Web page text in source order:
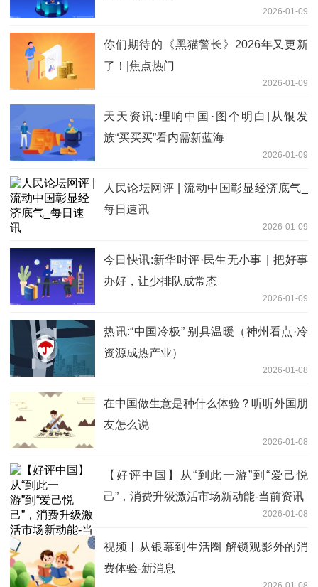
2026-01-09
你们期待的《黑猫警长》2026年又更新
了！|焦点热门
2026-01-09
天天资讯:理响中国·图个明白|从银发
族“买买买”看内需新蓝海
2026-01-09
人民论坛网评 | 流动中国彰显经济底气_
每日速讯
2026-01-09
今日快讯:新华时评·民生无小事｜把好事
办好，让少排队成常态
2026-01-09
热讯:“中国冷极” 别具温暖（神州看点·冷
资源成热产业）
2026-01-08
在中国做生意是种什么体验？听听外国朋
友怎么说
2026-01-08
【好评中国】从“到此一游”到“爱己悦
己”，消费升级激活市场新动能-当前资讯
2026-01-08
视频丨从银幕到生活圈 解锁观影外的消
费体验-新消息